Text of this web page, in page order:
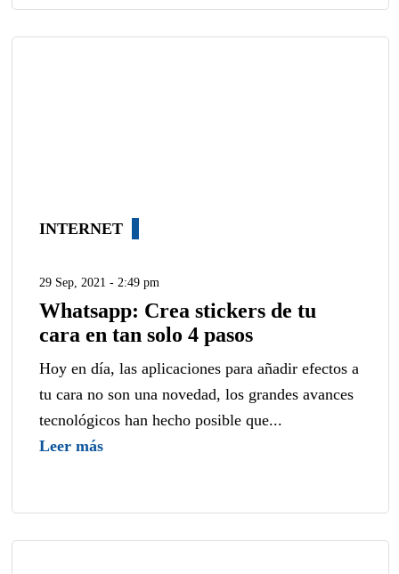
INTERNET
29 Sep, 2021 - 2:49 pm
Whatsapp: Crea stickers de tu
cara en tan solo 4 pasos
Hoy en día, las aplicaciones para añadir efectos a
tu cara no son una novedad, los grandes avances
tecnológicos han hecho posible que...
Leer más